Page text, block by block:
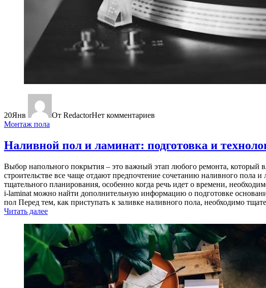
20Янв От RedactorНет комментариев
Монтаж пола
Наливной пол и ламинат: подготовка и
Выбор напольного покрытия – это важный этап любого ремонта, который
строительстве все чаще отдают предпочтение сочетанию наливного пола
тщательного планирования, особенно когда речь идет о времени,
i-laminat можно найти дополнительную информацию о подготовке
пол Перед тем, как приступать к заливке наливного пола, необходимо
Читать далее